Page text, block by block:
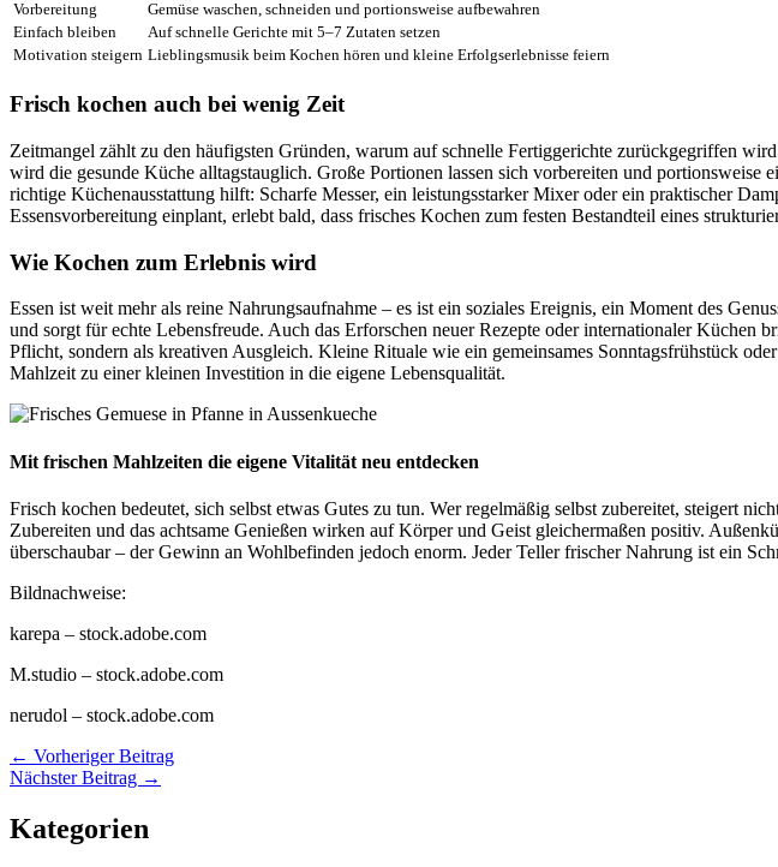
Vorbereitung
Gemüse waschen, schneiden und portionsweise aufbewahren
Einfach bleiben
Auf schnelle Gerichte mit 5–7 Zutaten setzen
Motivation steigern Lieblingsmusik beim Kochen hören und kleine Erfolgserlebnisse feiern
Frisch kochen auch bei wenig Zeit
Zeitmangel zählt zu den häufigsten Gründen, warum auf schnelle Fertiggerichte zurückgegriffen
wird die gesunde Küche alltagstauglich. Große Portionen lassen sich vorbereiten und
richtige Küchenausstattung hilft: Scharfe Messer, ein leistungsstarker Mixer oder ein praktischer
Essensvorbereitung einplant, erlebt bald, dass frisches Kochen zum festen Bestandteil eines
Wie Kochen zum Erlebnis wird
Essen ist weit mehr als reine Nahrungsaufnahme – es ist ein soziales Ereignis, ein Moment des
und sorgt für echte Lebensfreude. Auch das Erforschen neuer Rezepte oder internationaler
Pflicht, sondern als kreativen Ausgleich. Kleine Rituale wie ein gemeinsames Sonntagsfrühstück
Mahlzeit zu einer kleinen Investition in die eigene Lebensqualität.
Mit frischen Mahlzeiten die eigene Vitalität neu entdecken
Frisch kochen bedeutet, sich selbst etwas Gutes zu tun. Wer regelmäßig selbst zubereitet, steigert
Zubereiten und das achtsame Genießen wirken auf Körper und Geist gleichermaßen positiv.
überschaubar – der Gewinn an Wohlbefinden jedoch enorm. Jeder Teller frischer Nahrung ist ein
Bildnachweise:
karepa – stock.adobe.com
M.studio – stock.adobe.com
nerudol – stock.adobe.com
← Vorheriger Beitrag
Nächster Beitrag →
Kategorien